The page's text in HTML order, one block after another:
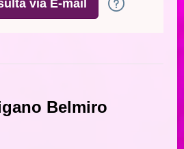
via E-mail
Belmiro